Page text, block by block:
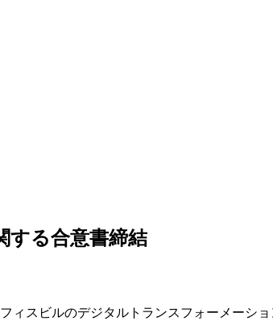
る合意書締結
ィスビルのデジタルトランスフォーメーショ